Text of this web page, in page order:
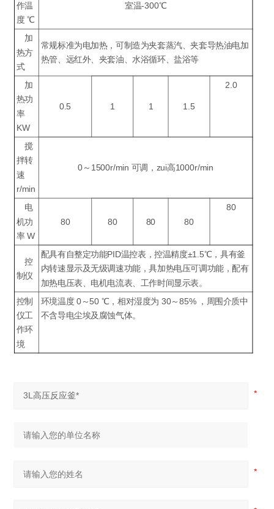
作温
度 ℃
室温-300℃
加
热方
式
常规标准为电加热，可制造为夹套蒸汽、夹套导热油电加
热管、远红外、夹套油、水浴循环、盐浴等
加
热功
率
KW
0.5 1 1 1.5
2.0
搅
拌转
速
r/min
0～1500r/min 可调，zui高1000r/min
电
机功
率 W
80 80 80 80
80
控
制仪
配具有自整定功能PID温控表，控温精度±1.5℃，具有釜
内转速显示及无级调速功能，具加热电压可调功能，配有
加热电压表、电机电流表、工作时间显示表。
控制
仪工
作环
境
环境温度 0～50 ℃，相对湿度为 30～85% ，周围介质中
不含导电尘埃及腐蚀气体。